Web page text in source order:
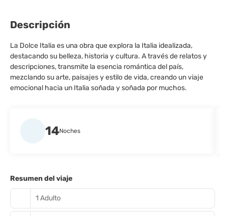
Descripción
La Dolce Italia es una obra que explora la Italia idealizada,
destacando su belleza, historia y cultura. A través de relatos y
descripciones, transmite la esencia romántica del país,
mezclando su arte, paisajes y estilo de vida, creando un viaje
emocional hacia un Italia soñada y soñada por muchos.
14Noches
Resumen del viaje
1 Adulto